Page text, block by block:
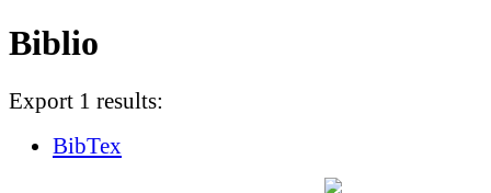
Biblio
Export 1 results:
BibTex